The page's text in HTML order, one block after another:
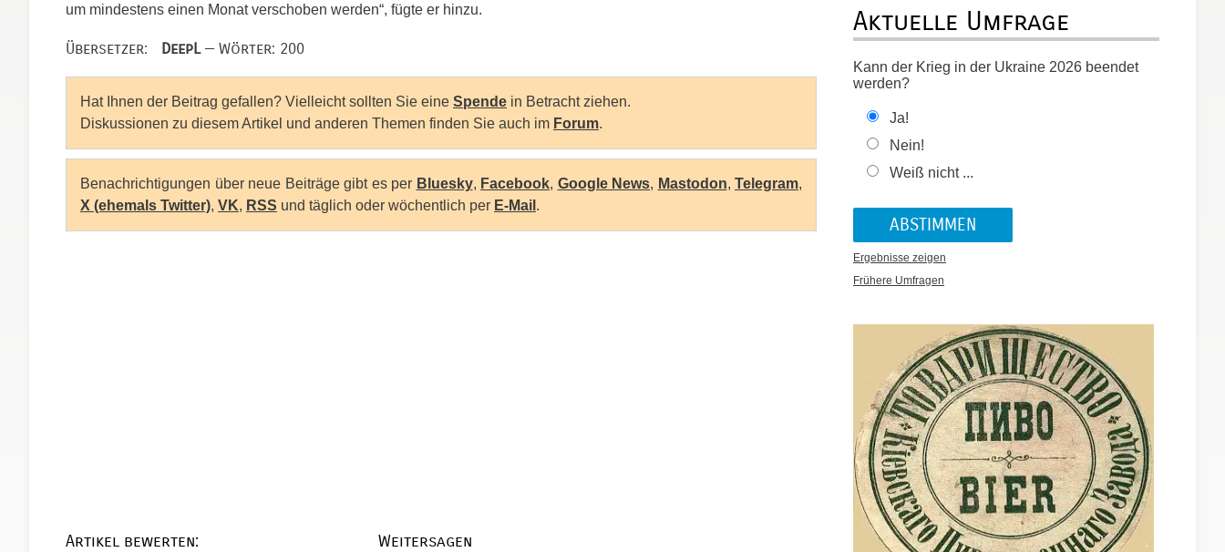
um mindestens einen Monat verschoben werden“, fügte er hinzu.
Übersetzer: DeepL— Wörter: 200
Hat Ihnen der Beitrag gefallen? Vielleicht sollten Sie eine Spende in Betracht ziehen.
Diskussionen zu diesem Artikel und anderen Themen finden Sie auch im Forum.
Benachrichtigungen über neue Beiträge gibt es per Bluesky, Facebook, Google News, Mastodon, Telegram,
X (ehemals Twitter), VK, RSS und täglich oder wöchentlich per E-Mail .
Artikel bewerten: Weitersagen
Aktuelle Umfrage
Kann der Krieg in der Ukraine 2026 beendet
werden?
Ja!
Nein!
Weiß nicht ...
Ergebnisse zeigen
Frühere Umfragen